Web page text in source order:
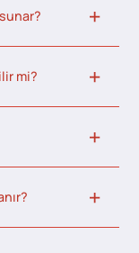
mi?